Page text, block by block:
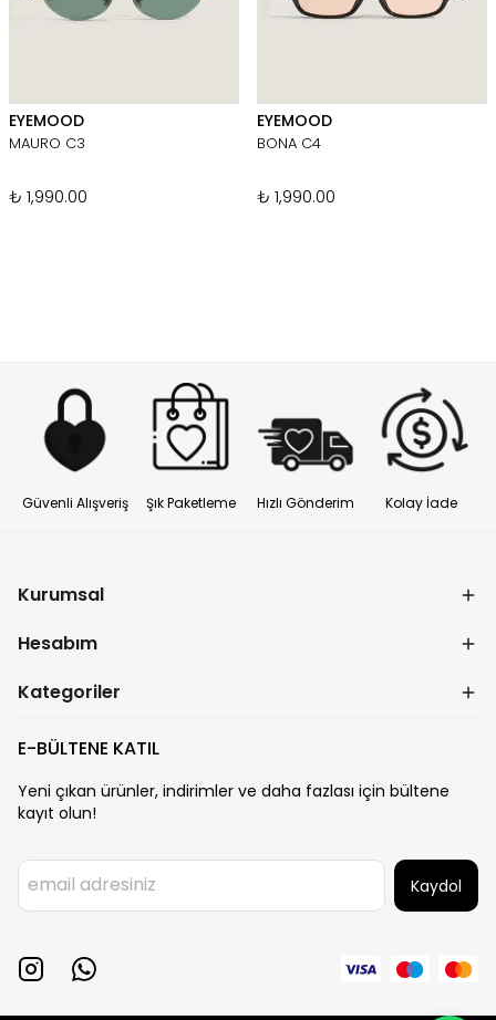
EYEMOOD
MAURO C3
₺ 1,990.00
EYEMOOD
BONA C4
₺ 1,990.00
Güvenli Alışveriş Şık Paketleme Hızlı Gönderim Kolay İade
Kurumsal
Hesabım
Kategoriler
E-BÜLTENE KATIL
Yeni çıkan ürünler, indirimler ve daha fazlası için bültene
kayıt olun!
Kaydol